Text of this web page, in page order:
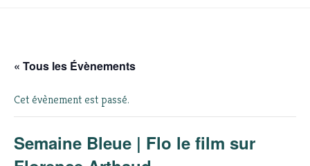
« Tous les Évènements
Cet évènement est passé.
Semaine Bleue | Flo le film sur